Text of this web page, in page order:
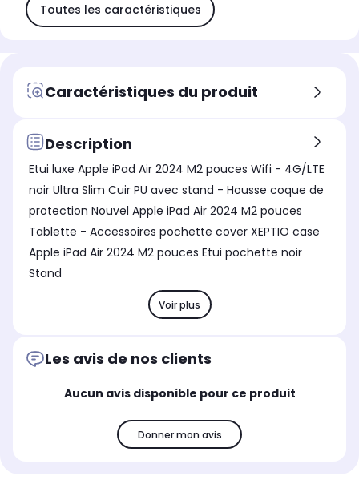
Toutes les caractéristiques
Caractéristiques du produit
Description
Etui luxe Apple iPad Air 2024 M2 pouces Wifi - 4G/LTE
noir Ultra Slim Cuir PU avec stand - Housse coque de
protection Nouvel Apple iPad Air 2024 M2 pouces
Tablette - Accessoires pochette cover XEPTIO case
Apple iPad Air 2024 M2 pouces Etui pochette noir
Stand
Voir plus
Les avis de nos clients
Aucun avis disponible pour ce produit
Donner mon avis